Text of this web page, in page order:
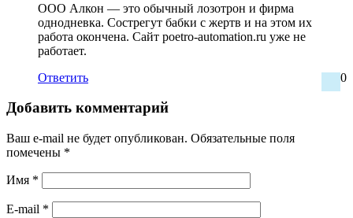
ООО Алкон — это обычный лозотрон и фирма
однодневка. Сострегут бабки с жертв и на этом их
работа окончена. Сайт poetro-automation.ru уже не
работает.
0
Ответить
Добавить комментарий
Ваш e-mail не будет опубликован. Обязательные поля
помечены *
Имя *
E-mail *